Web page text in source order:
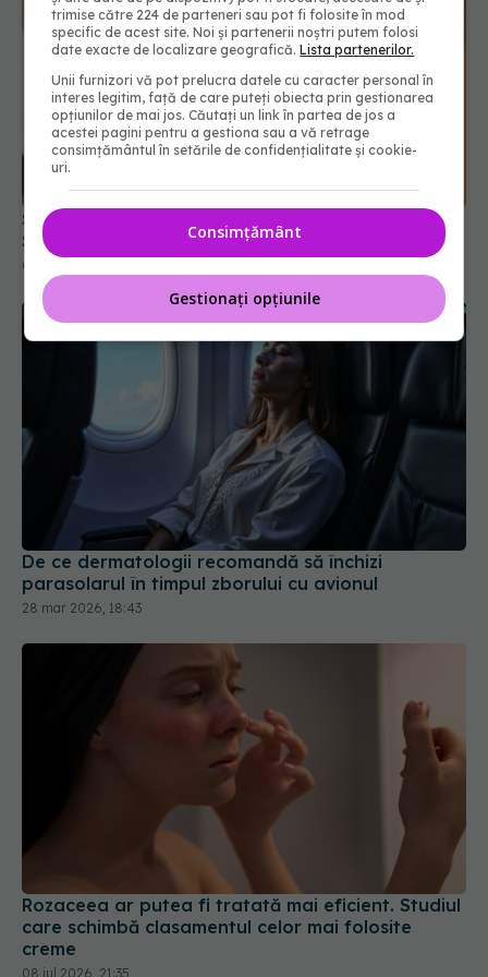
Scabie (râie): ce este și cum se transmite.
09 ian 2026, 18:32
De ce dermatologii recomandă să închizi
parasolarul în timpul zborului cu avionul
28 mar 2026, 18:43
Rozaceea ar putea fi tratată mai eficient. Studiul
care schimbă clasamentul celor mai folosite
creme
08 iul 2026, 21:35
trimise către 224 de parteneri sau pot fi folosite în mod
specific de acest site. Noi și partenerii noștri putem folosi
date exacte de localizare geografică.Lista partenerilor.
Unii furnizori vă pot prelucra datele cu caracter personal în
interes legitim, față de care puteți obiecta prin gestionarea
opțiunilor de mai jos. Căutați un link în partea de jos a
acestei pagini pentru a gestiona sau a vă retrage
consimțământul în setările de confidențialitate și cookie-
uri.
Consimțământ
Gestionați opțiunile